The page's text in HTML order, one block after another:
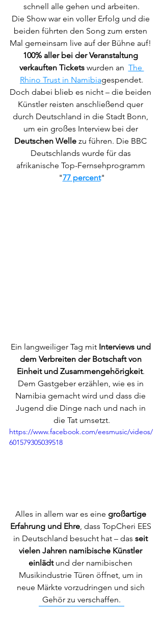
schnell alle gehen und arbeiten.
Die Show war ein voller Erfolg und die
beiden führten den Song zum ersten
Mal gemeinsam live auf der Bühne auf!
100% aller bei der Veranstaltung
verkauften Tickets wurden an The
Rhino Trust in Namibiagespendet.
Doch dabei blieb es nicht – die beiden
Künstler reisten anschließend quer
durch Deutschland in die Stadt Bonn,
um ein großes Interview bei der
Deutschen Welle zu führen. Die BBC
Deutschlands wurde für das
afrikanische Top-Fernsehprogramm
"77 percent"
Ein langweiliger Tag mit Interviews und
dem Verbreiten der Botschaft von
Einheit und Zusammengehörigkeit.
Dem Gastgeber erzählen, wie es in
Namibia gemacht wird und dass die
Jugend die Dinge nach und nach in
die Tat umsetzt.
https://www.facebook.com/eesmusic/videos/
601579305039518
Alles in allem war es eine großartige
Erfahrung und Ehre, dass TopCheri EES
in Deutschland besucht hat – das seit
vielen Jahren namibische Künstler
einlädt und der namibischen
Musikindustrie Türen öffnet, um in
neue Märkte vorzudringen und sich
Gehör zu verschaffen.